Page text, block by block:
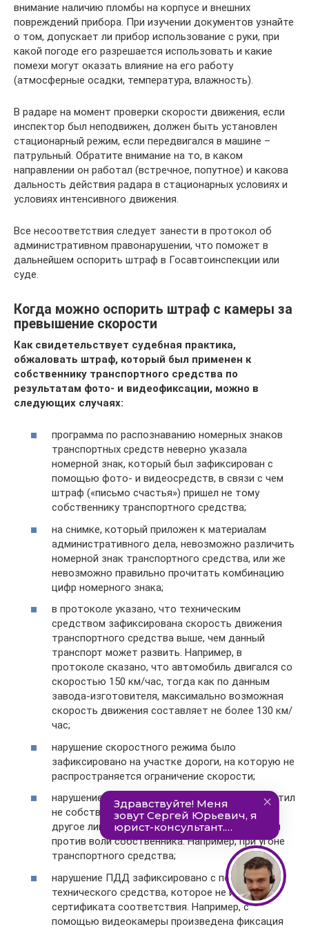
внимание наличию пломбы на корпусе и внешних
повреждений прибора. При изучении документов узнайте
о том, допускает ли прибор использование с руки, при
какой погоде его разрешается использовать и какие
помехи могут оказать влияние на его работу
(атмосферные осадки, температура, влажность).
В радаре на момент проверки скорости движения, если
инспектор был неподвижен, должен быть установлен
стационарный режим, если передвигался в машине –
патрульный. Обратите внимание на то, в каком
направлении он работал (встречное, попутное) и какова
дальность действия радара в стационарных условиях и
условиях интенсивного движения.
Все несоответствия следует занести в протокол об
административном правонарушении, что поможет в
дальнейшем оспорить штраф в Госавтоинспекции или
суде.
Когда можно оспорить штраф с камеры за
превышение скорости
Как свидетельствует судебная практика,
обжаловать штраф, который был применен к
собственнику транспортного средства по
результатам фото- и видеофиксации, можно в
следующих случаях:
программа по распознаванию номерных знаков
транспортных средств неверно указала
номерной знак, который был зафиксирован с
помощью фото- и видеосредств, в связи с чем
штраф («письмо счастья») пришел не тому
собственнику транспортного средства;
на снимке, который приложен к материалам
административного дела, невозможно различить
номерной знак транспортного средства, или же
невозможно правильно прочитать комбинацию
цифр номерного знака;
в протоколе указано, что техническим
средством зафиксирована скорость движения
транспортного средства выше, чем данный
транспорт может развить. Например, в
протоколе сказано, что автомобиль двигался со
скоростью 150 км/час, тогда как по данным
завода-изготовителя, максимально возможная
скорость движения составляет не более 130 км/
час;
нарушение скоростного режима было
зафиксировано на участке дороги, на которую не
распространяется ограничение скорости;
нарушение правил дорожного движения допустил
не собственник транспортного средства, а
другое лицо, которое завладело автомобилем
против воли собственника. Например, при угоне
транспортного средства;
нарушение ПДД зафиксировано с помощью
технического средства, которое не имеет
сертификата соответствия. Например, с
помощью видеокамеры произведена фиксация